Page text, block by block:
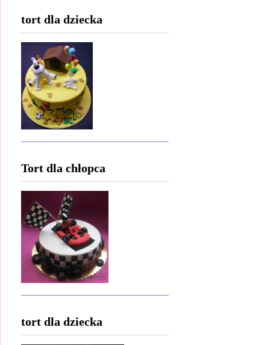
tort dla dziecka
Tort dla chłopca
tort dla dziecka